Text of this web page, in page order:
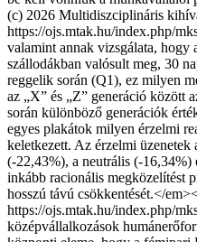
(c) 2026 Multidiszciplináris
https://ojs.mtak.hu/index.php/
valamint annak vizsgálata, hogy
szállodákban valósult meg, 30
reggelik során (Q1), ez milyen
az „X” és „Z” generáció között
során különböző generációk
egyes plakátok milyen érzelmi
keletkezett. Az érzelmi
(-22,43%), a neutrális (-16,34%)
inkább racionális megközelítést
hosszú távú csökkentését.</
https://ojs.mtak.hu/index.php/
középvállalkozások